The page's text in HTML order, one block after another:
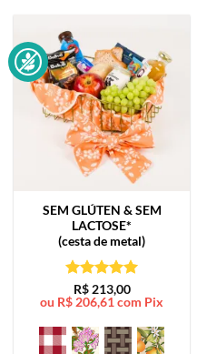
SEM GLÚTEN & SEM
LACTOSE*
(cesta de metal)
Avaliação5
de 5
R$213,00
ou R$206,61com Pix